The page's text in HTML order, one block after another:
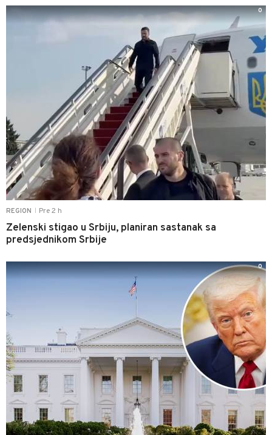
REGION Pre 2 h
Zelenski stigao u Srbiju, planiran sastanak sa
predsjednikom Srbije
0
0